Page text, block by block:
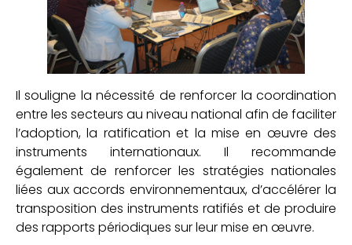
Il souligne la nécessité de renforcer la coordination
entre les secteurs au niveau national afin de faciliter
l’adoption, la ratification et la mise en œuvre des
instruments internationaux. Il recommande
également de renforcer les stratégies nationales
liées aux accords environnementaux, d’accélérer la
transposition des instruments ratifiés et de produire
des rapports périodiques sur leur mise en œuvre.